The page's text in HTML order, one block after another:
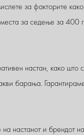
за факторите
за седење за 400
настан, како што
барања.
настанот и брендот